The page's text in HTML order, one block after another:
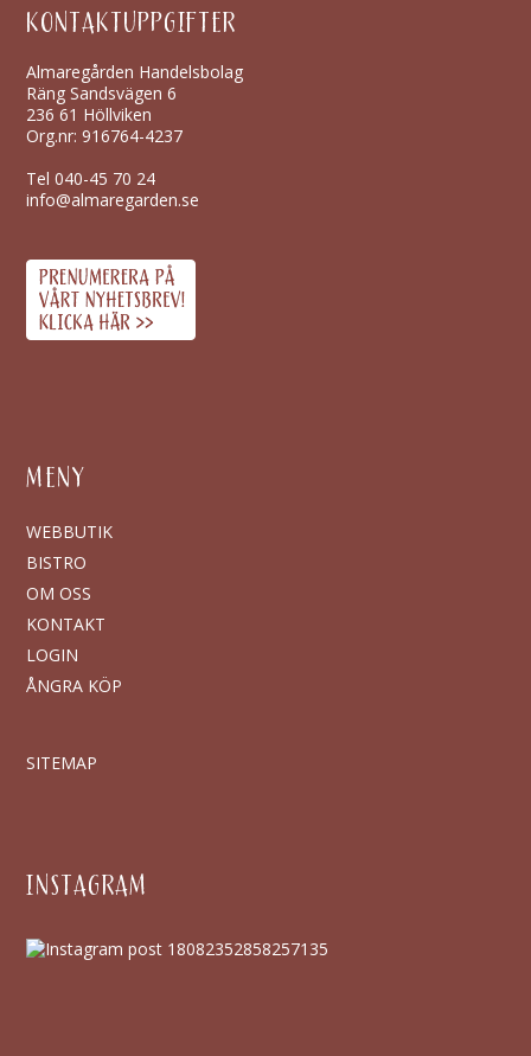
KONTAKTUPPGIFTER
Almaregården Handelsbolag
Räng Sandsvägen 6
236 61 Höllviken
Org.nr: 916764-4237
Tel040-45 70 24
info@almaregarden.se
MENY
WEBBUTIK
BISTRO
OM OSS
KONTAKT
LOGIN
ÅNGRA KÖP
SITEMAP
INSTAGRAM